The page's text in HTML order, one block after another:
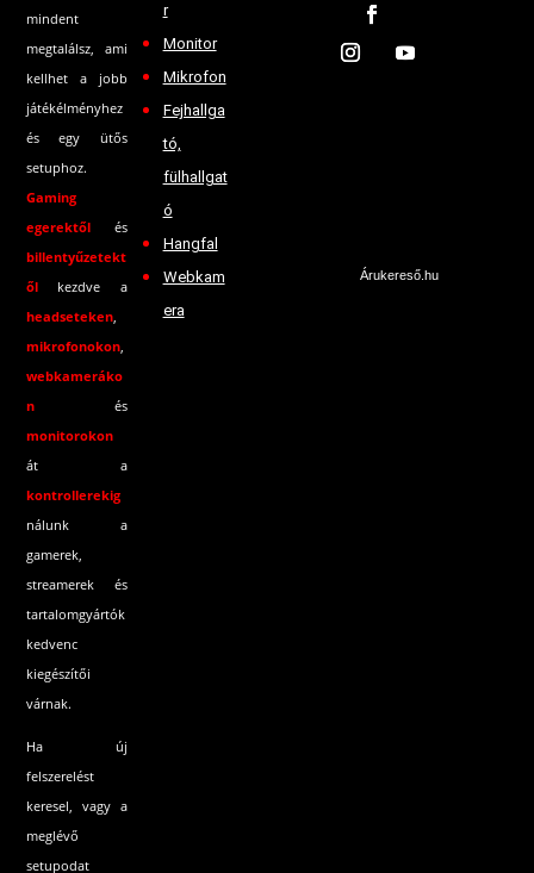
mindent
megtalálsz, ami
kellhet a jobb
játékélményhez
és egy ütős
setuphoz.
Gaming
egerektől és
billentyűzetekt
ől kezdve a
headseteken,
mikrofonokon,
webkameráko
n és
monitorokon
át a
kontrollerekig
nálunk a
gamerek,
streamerek és
tartalomgyártók
kedvenc
kiegészítői
várnak.
Ha új
felszerelést
keresel, vagy a
meglévő
setupodat
r
Monitor
Mikrofon
Fejhallga
tó,
fülhallgat
ó
Hangfal
Webkam
era
Árukereső.hu